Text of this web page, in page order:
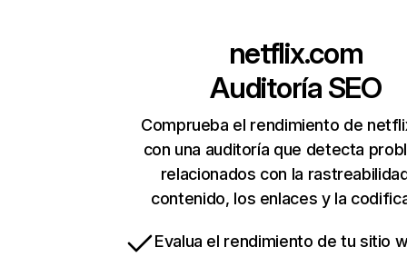
netflix.com
Auditoría SEO
Comprueba el rendimiento de
con una auditoría que detecta
relacionados con la
contenido, los enlaces y la
Evalua el rendimiento de tu sitio